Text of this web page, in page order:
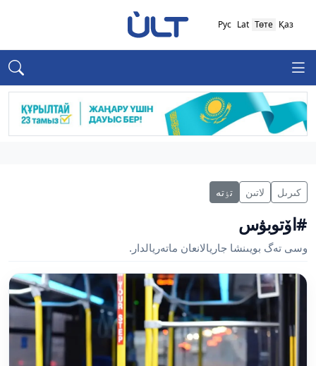
Қаз
Төте
Lat
Рус
كىرىل لاتىن تٶتە
#اۆتوبۋس
وسى تەگ بويىنشا جاريالانعان ماتەريالدار.